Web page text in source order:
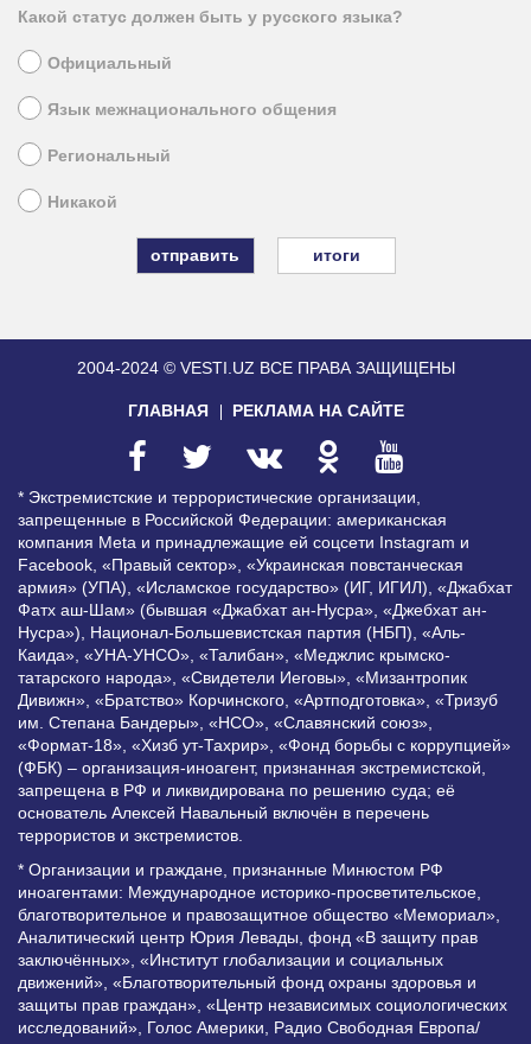
Какой статус должен быть у русского языка?
Официальный
Язык межнационального общения
Региональный
Никакой
итоги
2004-2024 © VESTI.UZ ВСЕ ПРАВА ЗАЩИЩЕНЫ
ГЛАВНАЯ РЕКЛАМА НА САЙТЕ
* Экстремистские и террористические организации,
запрещенные в Российской Федерации: американская
компания Meta и принадлежащие ей соцсети Instagram и
Facebook, «Правый сектор», «Украинская повстанческая
армия» (УПА), «Исламское государство» (ИГ, ИГИЛ), «Джабхат
Фатх аш-Шам» (бывшая «Джабхат ан-Нусра», «Джебхат ан-
Нусра»), Национал-Большевистская партия (НБП), «Аль-
Каида», «УНА-УНСО», «Талибан», «Меджлис крымско-
татарского народа», «Свидетели Иеговы», «Мизантропик
Дивижн», «Братство» Корчинского, «Артподготовка», «Тризуб
им. Степана Бандеры», «НСО», «Славянский союз»,
«Формат-18», «Хизб ут-Тахрир», «Фонд борьбы с коррупцией»
(ФБК) – организация-иноагент, признанная экстремистской,
запрещена в РФ и ликвидирована по решению суда; её
основатель Алексей Навальный включён в перечень
террористов и экстремистов.
* Организации и граждане, признанные Минюстом РФ
иноагентами: Международное историко-просветительское,
благотворительное и правозащитное общество «Мемориал»,
Аналитический центр Юрия Левады, фонд «В защиту прав
заключённых», «Институт глобализации и социальных
движений», «Благотворительный фонд охраны здоровья и
защиты прав граждан», «Центр независимых социологических
исследований», Голос Америки, Радио Свободная Европа/